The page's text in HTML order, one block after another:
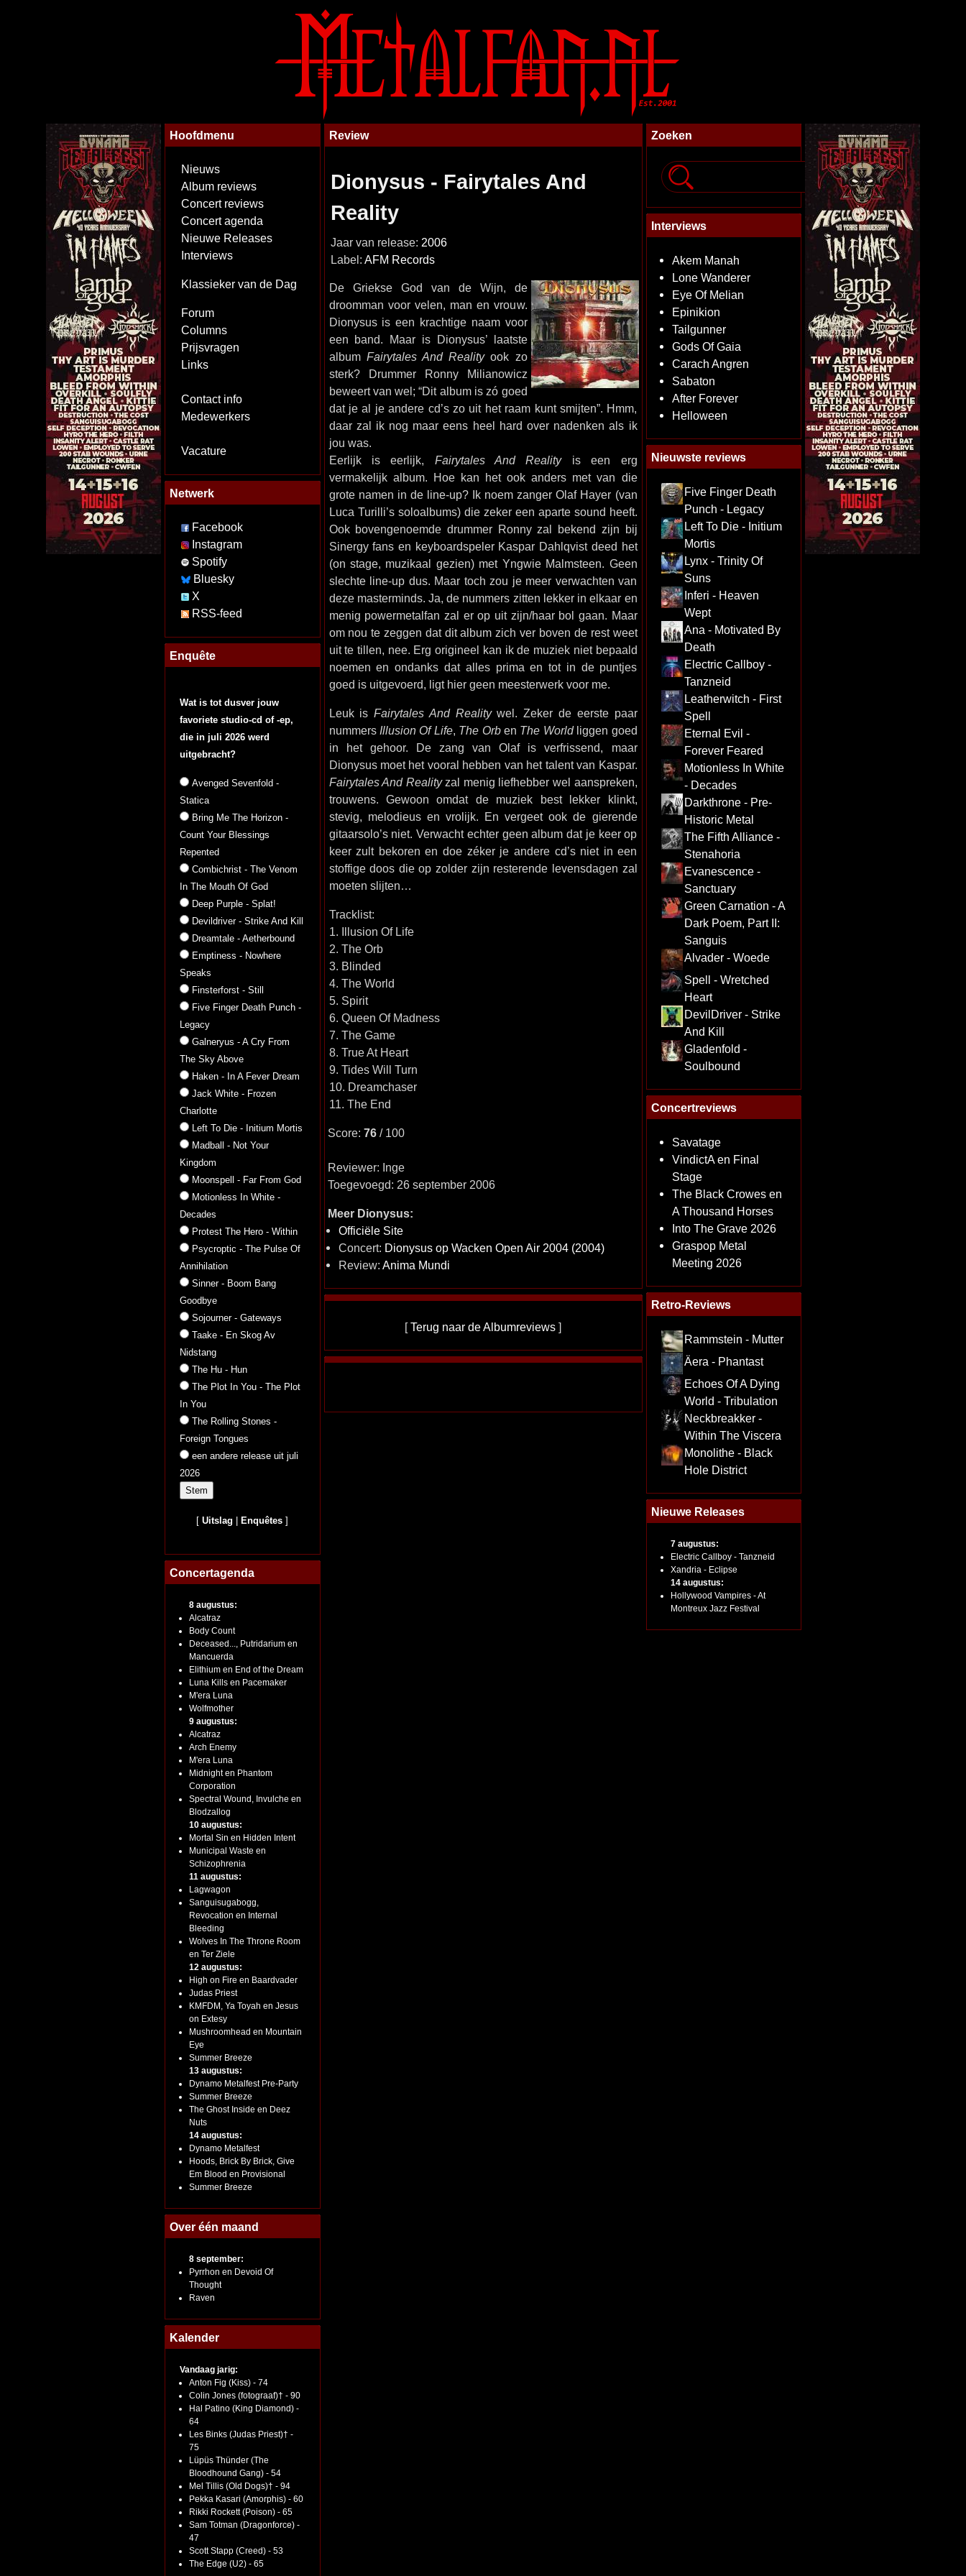
Hoofdmenu
Nieuws
Album reviews
Concert reviews
Concert agenda
Nieuwe Releases
Interviews
Klassieker van de Dag
Forum
Columns
Prijsvragen
Links
Contact info
Medewerkers
Vacature
Netwerk
Facebook
Instagram
Spotify
Bluesky
X
RSS-feed
Enquête
Wat is tot dusver jouw
favoriete studio-cd of -ep,
die in juli 2026 werd
uitgebracht?
Avenged Sevenfold -
Statica
Bring Me The Horizon -
Count Your Blessings
Repented
Combichrist - The Venom
In The Mouth Of God
Deep Purple - Splat!
Devildriver - Strike And Kill
Dreamtale - Aetherbound
Emptiness - Nowhere
Speaks
Finsterforst - Still
Five Finger Death Punch -
Legacy
Galneryus - A Cry From
The Sky Above
Haken - In A Fever Dream
Jack White - Frozen
Charlotte
Left To Die - Initium Mortis
Madball - Not Your
Kingdom
Moonspell - Far From God
Motionless In White -
Decades
Protest The Hero - Within
Psycroptic - The Pulse Of
Annihilation
Sinner - Boom Bang
Goodbye
Sojourner - Gateways
Taake - En Skog Av
Nidstang
The Hu - Hun
The Plot In You - The Plot
In You
The Rolling Stones -
Foreign Tongues
een andere release uit juli
2026
[Uitslag Enquêtes ]
Concertagenda
8 augustus:
Alcatraz
Body Count
Deceased..., Putridarium en
Mancuerda
Elithium en End of the Dream
Luna Kills en Pacemaker
M'era Luna
Wolfmother
9 augustus:
Alcatraz
Arch Enemy
M'era Luna
Midnight en Phantom
Corporation
Spectral Wound, Invulche en
Blodzallog
10 augustus:
Mortal Sin en Hidden Intent
Municipal Waste en
Schizophrenia
11 augustus:
Lagwagon
Sanguisugabogg,
Revocation en Internal
Bleeding
Wolves In The Throne Room
en Ter Ziele
12 augustus:
High on Fire en Baardvader
Judas Priest
KMFDM, Ya Toyah en Jesus
on Extesy
Mushroomhead en Mountain
Eye
Summer Breeze
13 augustus:
Dynamo Metalfest Pre-Party
Summer Breeze
The Ghost Inside en Deez
Nuts
14 augustus:
Dynamo Metalfest
Hoods, Brick By Brick, Give
Em Blood en Provisional
Summer Breeze
Over één maand
8 september:
Pyrrhon en Devoid Of
Thought
Raven
Kalender
Vandaag jarig:
Anton Fig (Kiss) - 74
Colin Jones (fotograaf)† - 90
Hal Patino (King Diamond) -
64
Les Binks (Judas Priest)† -
75
Lüpüs Thünder (The
Bloodhound Gang) - 54
Mel Tillis (Old Dogs)† - 94
Pekka Kasari (Amorphis) - 60
Rikki Rockett (Poison) - 65
Sam Totman (Dragonforce) -
47
Scott Stapp (Creed) - 53
The Edge (U2) - 65
Review
Dionysus - Fairytales And
Reality
Jaar van release: 2006
Label: AFM Records
De Griekse God van de Wijn, de
droomman voor velen, man en vrouw.
Dionysus is een krachtige naam voor
een band. Maar is Dionysus’ laatste
album Fairytales And Realityook zo
sterk? Drummer Ronny Milianowicz
beweert van wel; “Dit album is zó goed
dat je al je andere cd’s zo uit het raam kunt smijten”. Hmm,
daar zal ik nog maar eens heel hard over nadenken als ik
jou was.
Eerlijk is eerlijk, Fairytales And Realityis een erg
vermakelijk album. Hoe kan het ook anders met van die
grote namen in de line-up? Ik noem zanger Olaf Hayer (van
Luca Turilli’s soloalbums) die zeker een aparte sound heeft.
Ook bovengenoemde drummer Ronny zal bekend zijn bij
Sinergy fans en keyboardspeler Kaspar Dahlqvist deed het
(on stage, muzikaal gezien) met Yngwie Malmsteen. Geen
slechte line-up dus. Maar toch zou je meer verwachten van
deze masterminds. Ja, de nummers zitten lekker in elkaar en
menig powermetalfan zal er op uit zijn/haar bol gaan. Maar
om nou te zeggen dat dit album zich ver boven de rest weet
uit te tillen, nee. Erg origineel kan ik de muziek niet bepaald
noemen en ondanks dat alles prima en tot in de puntjes
goed is uitgevoerd, ligt hier geen meesterwerk voor me.
Leuk isFairytales And Realitywel. Zeker de eerste paar
nummers Illusion Of Life, The Orben The Worldliggen goed
in het gehoor. De zang van Olaf is verfrissend, maar
Dionysus moet het vooral hebben van het talent van Kaspar.
Fairytales And Realityzal menig liefhebber wel aanspreken,
trouwens. Gewoon omdat de muziek best lekker klinkt,
stevig, melodieus en vrolijk. En vergeet ook de gierende
gitaarsolo’s niet. Verwacht echter geen album dat je keer op
keer zult bekoren en doe zéker je andere cd’s niet in een
stoffige doos die op zolder zijn resterende levensdagen zal
moeten slijten…
Tracklist:
1. Illusion Of Life
2. The Orb
3. Blinded
4. The World
5. Spirit
6. Queen Of Madness
7. The Game
8. True At Heart
9. Tides Will Turn
10. Dreamchaser
11. The End
Score: 76/ 100
Reviewer: Inge
Toegevoegd: 26 september 2006
Meer Dionysus:
Officiële Site
Concert: Dionysus op Wacken Open Air 2004 (2004)
Review: Anima Mundi
[Terug naar de Albumreviews ]
Zoeken
Interviews
Akem Manah
Lone Wanderer
Eye Of Melian
Epinikion
Tailgunner
Gods Of Gaia
Carach Angren
Sabaton
After Forever
Helloween
Nieuwste reviews
Five Finger Death
Punch - Legacy
Left To Die - Initium
Mortis
Lynx - Trinity Of
Suns
Inferi - Heaven
Wept
Ana - Motivated By
Death
Electric Callboy -
Tanzneid
Leatherwitch - First
Spell
Eternal Evil -
Forever Feared
Motionless In White
- Decades
Darkthrone - Pre-
Historic Metal
The Fifth Alliance -
Stenahoria
Evanescence -
Sanctuary
Green Carnation - A
Dark Poem, Part II:
Sanguis
Alvader - Woede
Spell - Wretched
Heart
DevilDriver - Strike
And Kill
Gladenfold -
Soulbound
Concertreviews
Savatage
VindictA en Final
Stage
The Black Crowes en
A Thousand Horses
Into The Grave 2026
Graspop Metal
Meeting 2026
Retro-Reviews
Rammstein - Mutter
Äera - Phantast
Echoes Of A Dying
World - Tribulation
Neckbreakker -
Within The Viscera
Monolithe - Black
Hole District
Nieuwe Releases
7 augustus:
Electric Callboy - Tanzneid
Xandria - Eclipse
14 augustus:
Hollywood Vampires - At
Montreux Jazz Festival